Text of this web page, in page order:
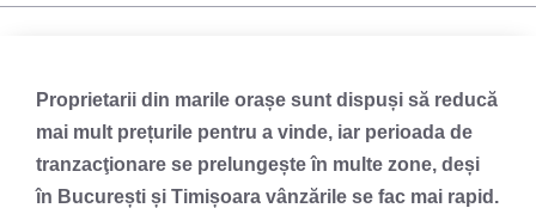
Proprietarii din marile orașe sunt dispuși să reducă
mai mult prețurile pentru a vinde, iar perioada de
tranzacţionare se prelungește în multe zone, deși
în București și Timișoara vânzările se fac mai rapid.